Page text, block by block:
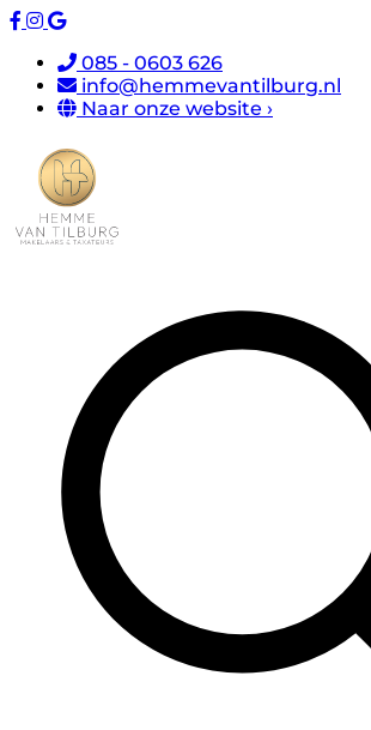
085 - 0603 626
info@hemmevantilburg.nl
Naar onze website ›